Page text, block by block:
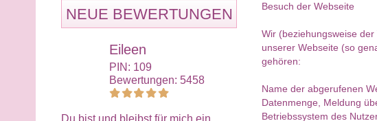
NEUE BEWERTUNGEN
Eileen
PIN: 109
Bewertungen: 5458
Elias
PIN: 576
Besuch der Webseite
Wir (beziehungsweise
unserer Webseite (so
gehören:
Name der abgerufenen
Datenmenge, Meldung
Betriebssystem des